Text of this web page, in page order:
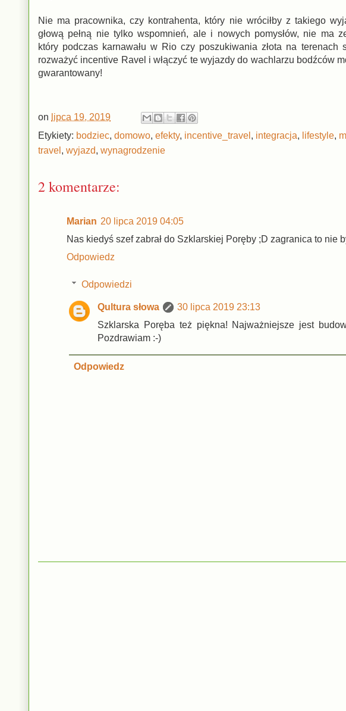
Nie ma pracownika, czy kontrahenta, który nie wróciłby z takiego
głową pełną nie tylko wspomnień, ale i nowych pomysłów, nie ma
który podczas karnawału w Rio czy poszukiwania złota na
rozważyć incentive Ravel i włączyć te wyjazdy do wachlarzu bodźców
gwarantowany!
on lipca 19, 2019
Etykiety: bodziec, domowo, efekty, incentive_travel , integracja, lifestyle,
travel , wyjazd, wynagrodzenie
2 komentarze:
Marian 20 lipca 2019 04:05
Nas kiedyś szef zabrał do Szklarskiej Poręby ;D zagranica to nie
Odpowiedz
Odpowiedzi
Qultura słowa
30 lipca 2019 23:13
Szklarska Poręba też piękna! Najważniejsze jest
Pozdrawiam :-)
Odpowiedz